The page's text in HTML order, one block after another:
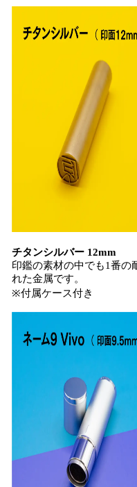
チタンシルバー 12mm
印鑑の素材の中でも1番の
れた金属です。
※付属ケース付き